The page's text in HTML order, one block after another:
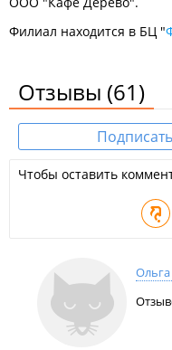
Филиал находится в БЦ "
Отзывы (61)
Чтобы оставить